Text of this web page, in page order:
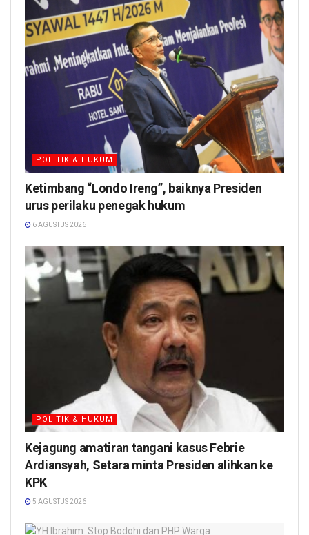
POLITIK & HUKUM
Ketimbang “Londo Ireng”, baiknya Presiden
urus perilaku penegak hukum
6 AGUSTUS 2026
POLITIK & HUKUM
Kejagung amatiran tangani kasus Febrie
Ardiansyah, Setara minta Presiden alihkan ke
KPK
5 AGUSTUS 2026